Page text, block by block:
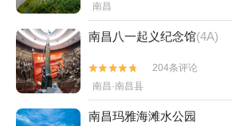
南昌
南昌八一起义纪念馆(4A)


204条评论
南昌·南昌县
南昌玛雅海滩水公园